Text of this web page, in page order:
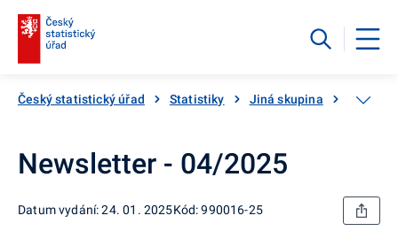
Český statistický úřad Statistiky Jiná skupina
Newsletter - 04/2025
Datum vydání: 24. 01. 2025Kód: 990016-25